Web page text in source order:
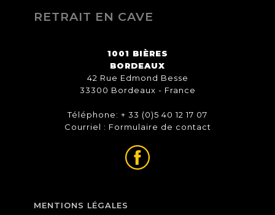
RETRAIT EN CAVE
1001 BIÈRES
BORDEAUX
42 Rue Edmond Besse
33300 Bordeaux - France
Téléphone: + 33 (0)5 40 12 17 07
Courriel : Formulaire de contact
MENTIONS LÉGALES